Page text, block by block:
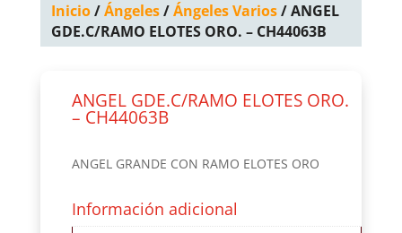
Inicio/Ángeles/Ángeles Varios/ ANGEL
GDE.C/RAMO ELOTES ORO. – CH44063B
ANGEL GDE.C/RAMO ELOTES ORO.
– CH44063B
ANGEL GRANDE CON RAMO ELOTES ORO
Información adicional